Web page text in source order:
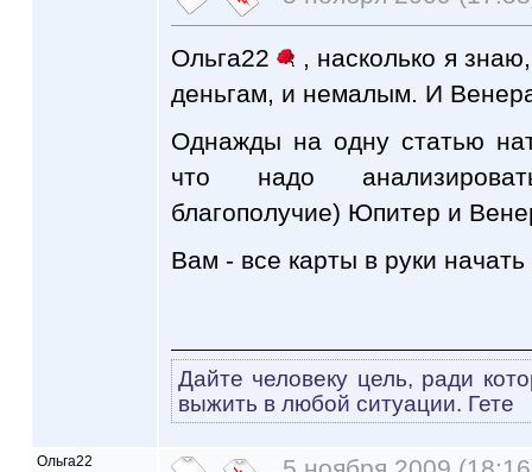
Ольга22
, насколько я
деньгам, и немалым. И
Однажды на одну статью
что надо
благополучие) Юпитер и
Вам - все карты в руки
Дайте человеку цель, ради
выжить в любой ситуации. Гете
Ольга22